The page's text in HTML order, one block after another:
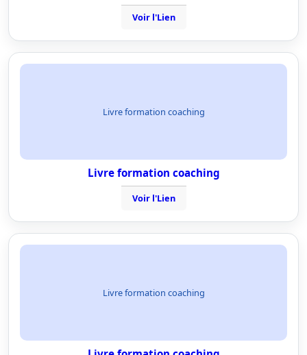
Voir l'Lien
Livre formation coaching
Livre formation coaching
Voir l'Lien
Livre formation coaching